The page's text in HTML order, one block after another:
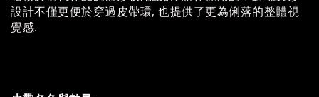
設計不僅更便於穿過皮帶環, 也提供了更為俐落的整體視
覺感.